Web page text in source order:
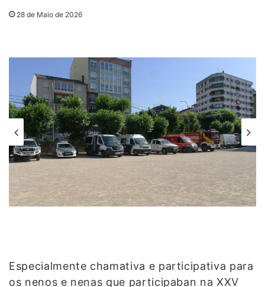
28 de Maio de 2026
Especialmente chamativa e participativa para
os nenos e nenas que participaban na XXV